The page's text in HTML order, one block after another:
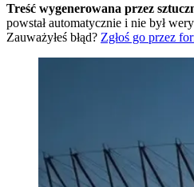
Treść wygenerowana przez
powstał automatycznie i nie był
Zauważyłeś błąd? Zgłoś go przez